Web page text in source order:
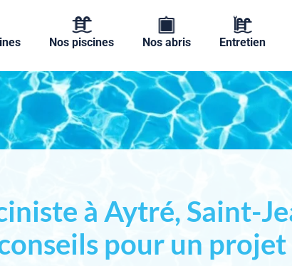
Nos piscines Nos abris Entretien
à Aytré, Saint-
pour un projet